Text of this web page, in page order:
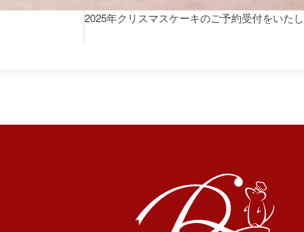
2025年クリスマスケーキのご予約受付をいた